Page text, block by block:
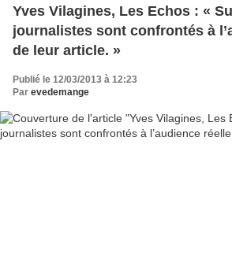
Yves Vilagines, Les Echos : «
journalistes sont confrontés à
de leur article. »
Publié le 12/03/2013 à 12:23
Par evedemange